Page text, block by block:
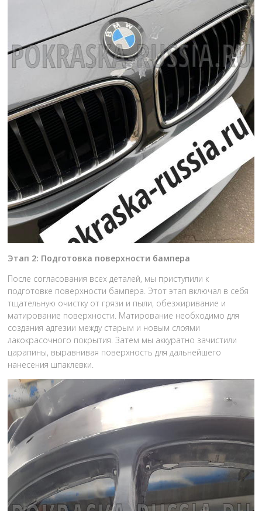
Этап 2: Подготовка поверхности бампера
После согласования всех деталей, мы приступили к
подготовке поверхности бампера. Этот этап включал в себя
тщательную очистку от грязи и пыли, обезжиривание и
матирование поверхности. Матирование необходимо для
создания адгезии между старым и новым слоями
лакокрасочного покрытия. Затем мы аккуратно зачистили
царапины, выравнивая поверхность для дальнейшего
нанесения шпаклевки.